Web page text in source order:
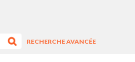
RECHERCHE AVANCÉE